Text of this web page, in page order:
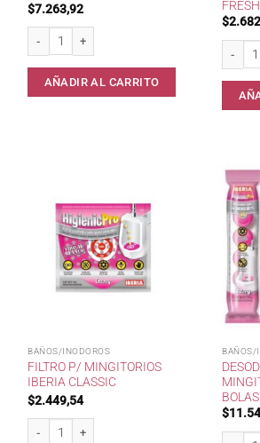
$7.263,92
Disco Activo Full PATO Inodoro c/Rpto* cantidad
AÑADIR AL CARRITO
FRESH.
$
BAÑOS/INODOROS
FILTRO P/ MINGITORIOS
IBERIA CLASSIC
$2.449,54
Filtro p/ Mingitorios Iberia Classic cantidad
BAÑOS/
BOLAS
$